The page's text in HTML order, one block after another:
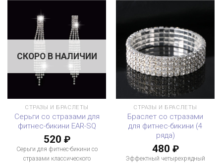
СКОРО В НАЛИЧИИ
СТРАЗЫ И БРАСЛЕТЫ
Серьги со стразами для
фитнес-бикини EAR-SQ
520 ₽
Серьги для фитнес-бикини со
стразами классического
СТРАЗЫ И БРАСЛЕТЫ
Браслет со стразами
для фитнес-бикини (4
ряда)
480 ₽
Эффектный четырехрядный